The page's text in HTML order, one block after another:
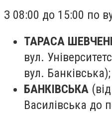
З 08:00 до 15:00 по
ТАРАСА
вул.
вул. Банківська);
БАНКІВСЬКА
Василівська до